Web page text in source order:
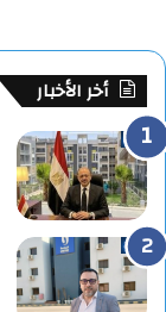
أخر الأخبار